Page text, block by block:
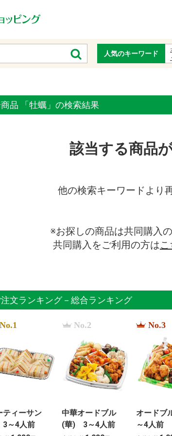
人気のキーワード
品 「牡蠣」の検索結果
該当する商品
他の検索キーワードより
※お探しの商品は共同購入
共同購入をご利用の方はこ
文ランキング－総合ランキング
No.1
ティーサン
～4人前
No.2
中華オードブル
(華) 3～4人前
No.3
オード
～4人前